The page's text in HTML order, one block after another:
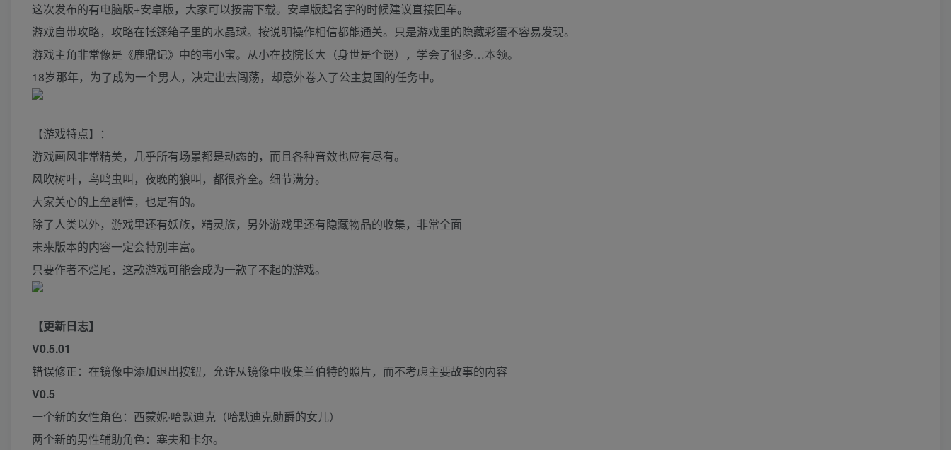
这次发布的有电脑版+安卓版，大家可以按需下载。安卓版起名字的时候建议直接回车。
游戏自带攻略，攻略在帐篷箱子里的水晶球。按说明操作相信都能通关。只是游戏里的隐藏彩蛋不容易发现。
游戏主角非常像是《鹿鼎记》中的韦小宝。从小在技院长大（身世是个谜），学会了很多…本领。
18岁那年，为了成为一个男人，决定出去闯荡，却意外卷入了公主复国的任务中。
【游戏特点】：
游戏画风非常精美，几乎所有场景都是动态的，而且各种音效也应有尽有。
风吹树叶，鸟鸣虫叫，夜晚的狼叫，都很齐全。细节满分。
大家关心的上垒剧情，也是有的。
除了人类以外，游戏里还有妖族，精灵族，另外游戏里还有隐藏物品的收集，非常全面
未来版本的内容一定会特别丰富。
只要作者不烂尾，这款游戏可能会成为一款了不起的游戏。
【更新日志】
V0.5.01
错误修正：在镜像中添加退出按钮，允许从镜像中收集兰伯特的照片，而不考虑主要故事的内容
V0.5
一个新的女性角色：西蒙妮·哈默迪克（哈默迪克勋爵的女儿）
两个新的男性辅助角色：塞夫和卡尔。